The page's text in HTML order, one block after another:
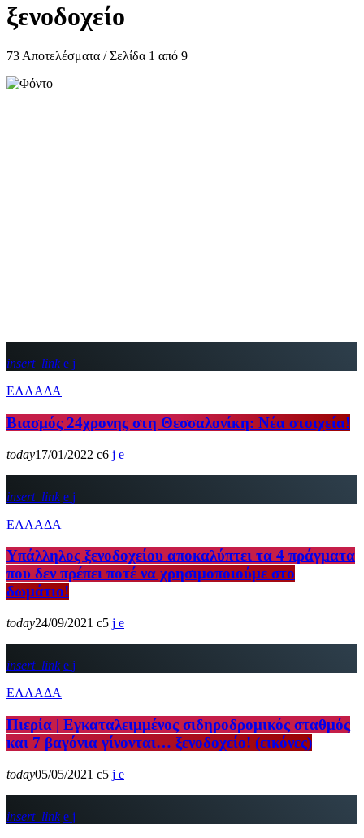
ξενοδοχείο
73 Αποτελέσματα / Σελίδα 1 από 9
insert_link
ΕΛΛΑΔΑ
Βιασμός 24χρονης στη Θεσσαλονίκη: Νέα στοιχεία!
today17/01/2022 6
insert_link
ΕΛΛΑΔΑ
Υπάλληλος ξενοδοχείου αποκαλύπτει τα 4 πράγματα
που δεν πρέπει ποτέ να χρησιμοποιούμε στο
δωμάτιο!
today24/09/2021 5
insert_link
ΕΛΛΑΔΑ
Πιερία | Εγκαταλειμμένος σιδηροδρομικός σταθμός
και 7 βαγόνια γίνονται… ξενοδοχείο! (εικόνες)
today05/05/2021 5
insert_link